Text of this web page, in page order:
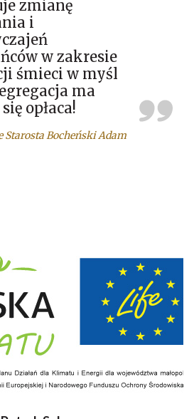
zmianę
i
w zakresie
śmieci w myśl
ma
opłaca!
Bocheński Adam